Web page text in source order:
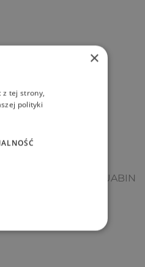
DN 300 h – 0,4m AQUABIN
×
z tej strony,
polityki